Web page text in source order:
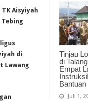
Tinjau
di
Empat
Bantuan
Juli 1,
Aisyiyah
Tebing
di
Lawang